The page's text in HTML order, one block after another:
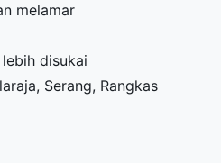
melamar
disukai
Serang, Rangkas